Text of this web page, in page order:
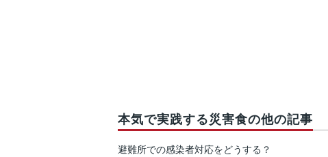
本気で実践する災害食の他の記事
避難所での感染者対応をどうする？